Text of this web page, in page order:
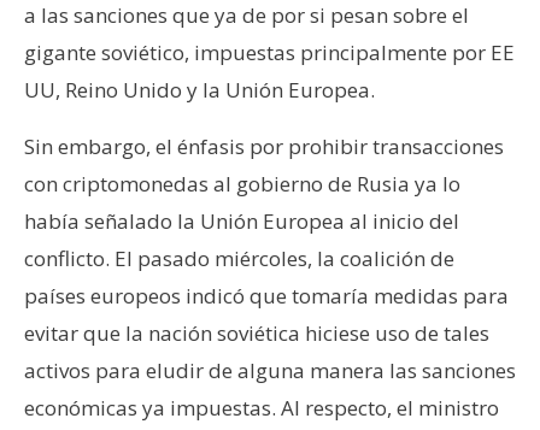
N
o
t
a
s
e
P
r
e
s
a
a las sanciones que ya de por si pesan sobre el
gigante soviético, impuestas principalmente por EE
UU, Reino Unido y la Unión Europea.
Sin embargo, el énfasis por prohibir transacciones
con criptomonedas al gobierno de Rusia ya lo
había señalado la Unión Europea al inicio del
conflicto. El pasado miércoles, la coalición de
países europeos indicó que tomaría medidas para
evitar que la nación soviética hiciese uso de tales
activos para eludir de alguna manera las sanciones
económicas ya impuestas. Al respecto, el ministro